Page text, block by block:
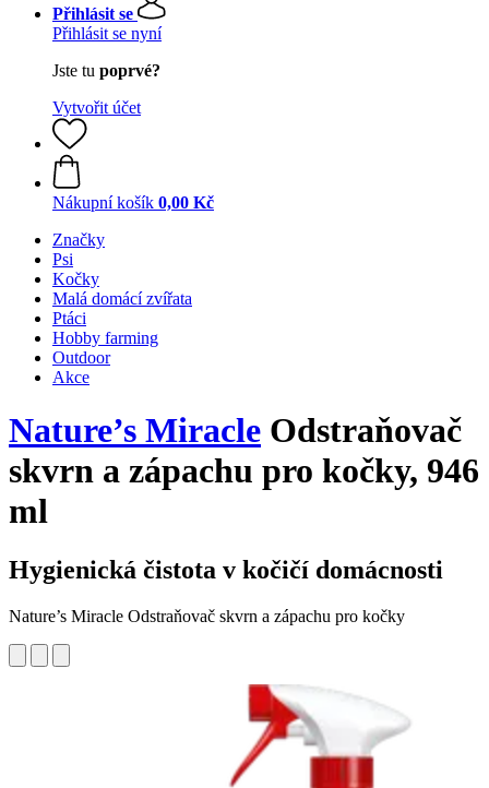
Přihlásit se
Přihlásit se nyní
Jste tu poprvé?
Vytvořit účet
Nákupní košík 0,00 Kč
Značky
Psi
Kočky
Malá domácí zvířata
Ptáci
Hobby farming
Outdoor
Akce
Nature’s Miracle Odstraňovač
skvrn a zápachu pro kočky, 946
ml
Hygienická čistota v kočičí domácnosti
Nature’s Miracle Odstraňovač skvrn a zápachu pro kočky